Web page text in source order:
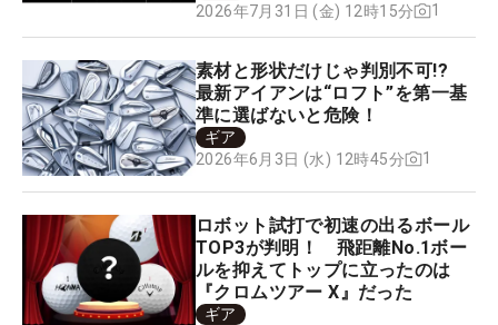
2026年7月31日 (金) 12時15分
1
素材と形状だけじゃ判別不可!?
最新アイアンは“ロフト”を第一基
準に選ばないと危険！
ギア
2026年6月3日 (水) 12時45分
1
ロボット試打で初速の出るボール
TOP3が判明！ 飛距離No.1ボー
ルを抑えてトップに立ったのは
『クロムツアー X』だった
ギア